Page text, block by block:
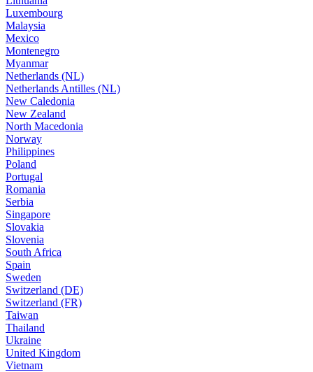
Luxembourg
Malaysia
Mexico
Montenegro
Myanmar
Netherlands (NL)
Netherlands Antilles (NL)
New Caledonia
New Zealand
North Macedonia
Norway
Philippines
Poland
Portugal
Romania
Serbia
Singapore
Slovakia
Slovenia
South Africa
Spain
Sweden
Switzerland (DE)
Switzerland (FR)
Taiwan
Thailand
Ukraine
United Kingdom
Vietnam